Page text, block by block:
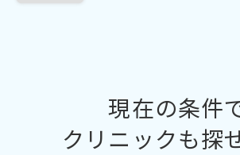
現在の条件
クリニックも探